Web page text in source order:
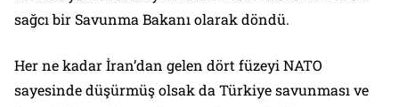
sağcı bir Savunma Bakanı olarak döndü.
Her ne kadar İran’dan gelen dört füzeyi NATO
sayesinde düşürmüş olsak da Türkiye savunması ve